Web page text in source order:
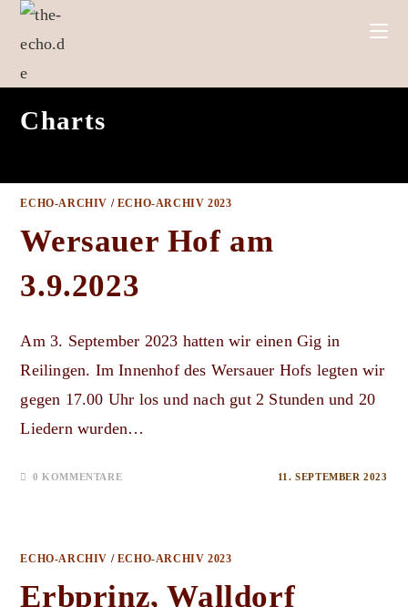
Zum
Charts
ECHO-ARCHIV / ECHO-ARCHIV 2023
Wersauer Hof am
3.9.2023
Am 3. September 2023 hatten wir einen Gig in
Reilingen. Im Innenhof des Wersauer Hofs legten wir
gegen 17.00 Uhr los und nach gut 2 Stunden und 20
Liedern wurden…
0 KOMMENTARE 11. SEPTEMBER 2023
ECHO-ARCHIV / ECHO-ARCHIV 2023
Erbprinz, Walldorf